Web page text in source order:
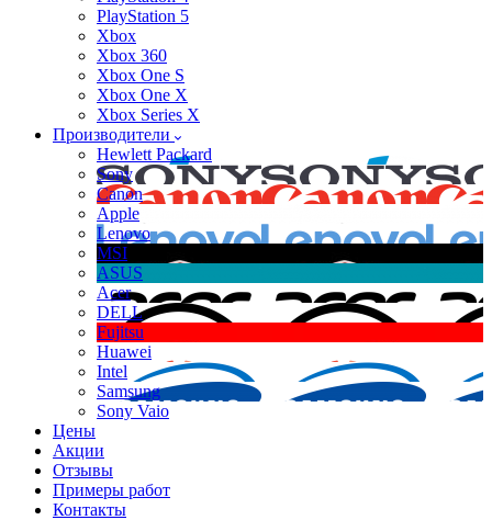
PlayStation 5
Xbox
Xbox 360
Xbox One S
Xbox One X
Xbox Series X
Производители
Hewlett Packard
Sony
Canon
Apple
Lenovo
MSI
ASUS
Acer
DELL
Fujitsu
Huawei
Intel
Samsung
Sony Vaio
Цены
Акции
Отзывы
Примеры работ
Контакты